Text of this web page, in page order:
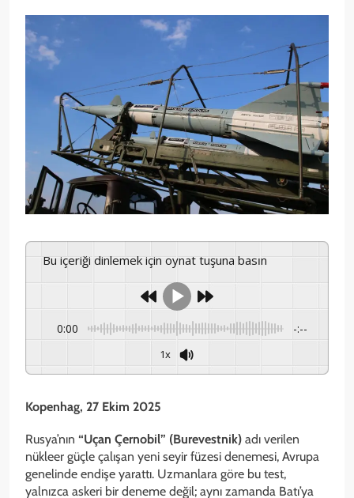
Bu içeriği dinlemek için oynat tuşuna basın
0:00 -:--
1x
Kopenhag, 27 Ekim 2025
Rusya’nın “Uçan Çernobil” (Burevestnik) adı verilen
nükleer güçle çalışan yeni seyir füzesi denemesi, Avrupa
genelinde endişe yarattı. Uzmanlara göre bu test,
yalnızca askeri bir deneme değil; aynı zamanda Batı’ya